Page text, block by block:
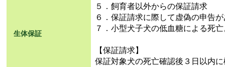
生体保証
５．飼育者以外からの保証請求
６．保証請求に際して虚偽の申告
７．小型犬子犬の低血糖による死亡
【保証請求】
保証対象犬の死亡確認後３日以内